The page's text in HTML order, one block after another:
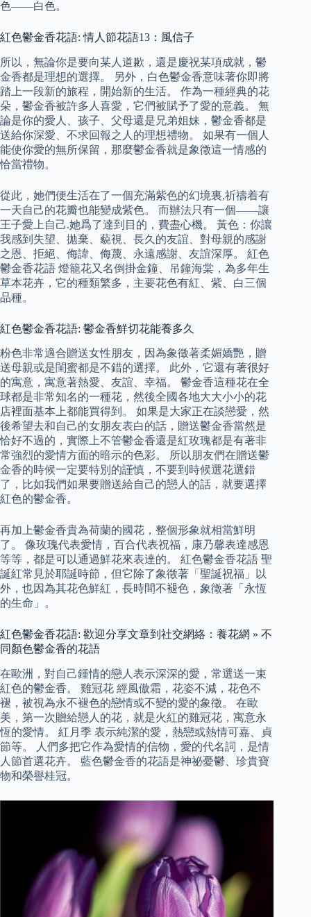
色——白色。
紅色鬱金香花語: 情人節花語13：風信子
所以，無論你是要向某人道歉，還是慶祝某項成就，鬱
金香都是理想的選擇。 另外，白色鬱金香意味著你即將
踏上一段新的旅程，開始新的生活。 作為一種經典的花
朵，鬱金香被許多人喜愛，它們被賦予了愛的意義。 無
論是你的愛人、孩子、父母還是兄弟姐妹，鬱金香都是
送給你深愛、不求回報之人的理想禮物。 如果有一個人
能使你愛的無所保留，那麼鬱金香就是象徵這一情感的
恰當禮物。
從此，她們便生活在了一個充滿紫色的幻境裏,祈禱着有
一天自己的花瓣也能變成紫色。 而辦法只有一個——讓
王子愛上自己.她爲了達到目的，費盡心機。 黃色：你讓
我感到失望、拋棄、藐視、長久的友誼、對母親的感謝
之恩、拒絕、侮諱、侮蔑、永遠感謝、友誼深厚。 紅色
鬱金香花語 燈籠花又名倒掛金鐘、吊鐘海棠，為多年生
草本花卉，它的種類繁多，主要花色有紅、紫、白三個
品種。
紅色鬱金香花語: 鬱金香鮮切花能養多久
粉色非常適合贈送女性朋友，因為象徵著柔媚嬌艷，贈
送母親或是閨蜜都是不錯的選擇。 此外，它還有著很好
的寓意，寓意著熱愛、友誼、幸福。 鬱金香這種花在全
球都是非常知名的一種花，然後全國各地大大小小的花
店裡面基本上都能買得到。 如果是大家正在談戀愛，然
後希望去和自己的女朋友表白的話，贈送鬱金香當然是
恰好不過的，實際上不管鬱金香還是紅玫瑰都是有著非
常強烈的愛情方面的暗示的色彩。 所以朋友們在贈送鬱
金香的時候一定要特別的謹慎，不要到時候選花選錯
了，比如我們如果要贈送給自己的戀人的話，就要選擇
紅色的鬱金香。
再加上鬱金香貴為荷蘭的國花，整個形象就相當鮮明
了。 像玫瑰代表愛情，百合代表祝福，康乃馨表達感恩
等等，都是可以通過鮮花來表達的。 紅色鬱金香花語 聖
誕紅常見於耶誕時節，但它除了象徵著「聖誕祝福」以
外，也因為其花色鮮紅，長時間不褪色，象徵著「永恆
的生命」。
紅色鬱金香花語: 歡迎分享文章到社交網絡：養花網 » 不
同顏色鬱金香的花語
在歐洲，對自己鍾情的戀人表示深深的愛，常選送一束
紅色的鬱金香。 雞冠花 經風傲霜，花姿不減，花色不
褪，被視為永不褪色的戀情或不變的愛的象徵。 在歐
美，第一次贈給戀人的花，就是火紅的雞冠花，寓意永
恆的愛情。 紅月季 表示純潔的愛，熱戀或熱情可嘉、貞
節等。 人們多把它作為愛情的信物，愛的代名詞，是情
人節首選花卉。 藍色鬱金香的花語是神祕憂鬱、珍貴寶
物和榮譽桂冠。